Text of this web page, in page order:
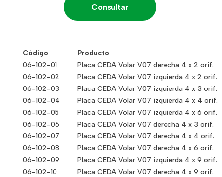
Consultar
Código
Producto
06-102-01
Placa CEDA Volar V07 derecha 4 x 2 orif.
06-102-02
Placa CEDA Volar V07 izquierda 4 x 2 orif.
06-102-03
Placa CEDA Volar V07 izquierda 4 x 3 orif.
06-102-04
Placa CEDA Volar V07 izquierda 4 x 4 orif.
06-102-05
Placa CEDA Volar V07 izquierda 4 x 6 orif.
06-102-06
Placa CEDA Volar V07 derecha 4 x 3 orif.
06-102-07
Placa CEDA Volar V07 derecha 4 x 4 orif.
06-102-08
Placa CEDA Volar V07 derecha 4 x 6 orif.
06-102-09
Placa CEDA Volar V07 izquierda 4 x 9 orif.
06-102-10
Placa CEDA Volar V07 derecha 4 x 9 orif.